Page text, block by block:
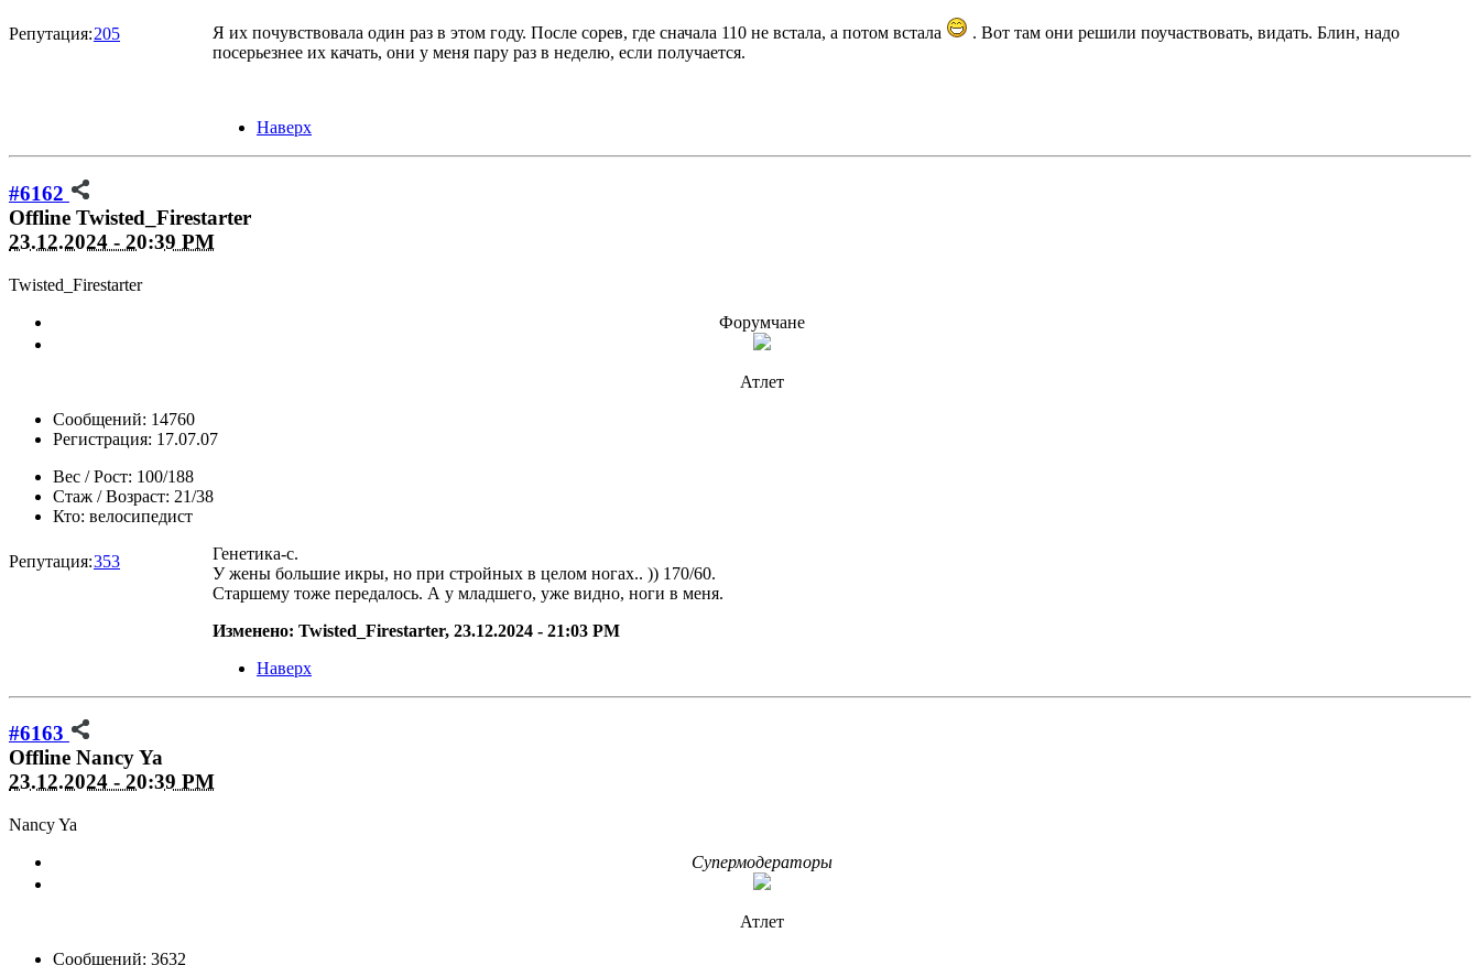
Репутация:205 Я их почувствовала один раз в этом году. После сорев, где сначала 110 не встала, а потом встала
. Вот там они решили поучаствовать, видать. Блин, надо
посерьезнее их качать, они у меня пару раз в неделю, если получается.
Наверх
#6162
Offline Twisted_Firestarter
23.12.2024 - 20:39 PM
Twisted_Firestarter
Форумчане
Атлет
Сообщений: 14760
Регистрация: 17.07.07
Вес / Рост: 100/188
Стаж / Возраст: 21/38
Кто: велосипедист
Репутация:353
Генетика-с.
У жены большие икры, но при стройных в целом ногах.. )) 170/60.
Старшему тоже передалось. А у младшего, уже видно, ноги в меня.
Изменено: Twisted_Firestarter, 23.12.2024 - 21:03 PM
Наверх
#6163
Offline Nancy Ya
23.12.2024 - 20:39 PM
Nancy Ya
Супермодераторы
Атлет
Сообщений: 3632